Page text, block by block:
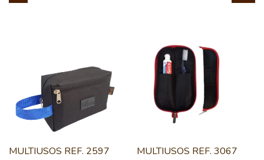
MULTIUSOS REF. 2597
MULTIUSOS REF. 3067